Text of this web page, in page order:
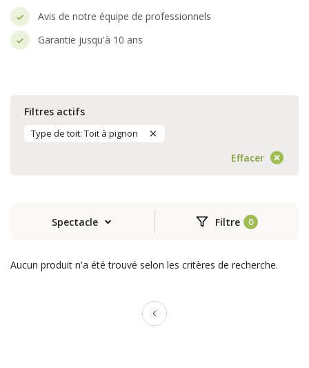
Avis de notre équipe de professionnels
Garantie jusqu'à 10 ans
Filtres actifs
Type de toit: Toit à pignon
Effacer
Spectacle Filtre
Aucun produit n'a été trouvé selon les critères de recherche.